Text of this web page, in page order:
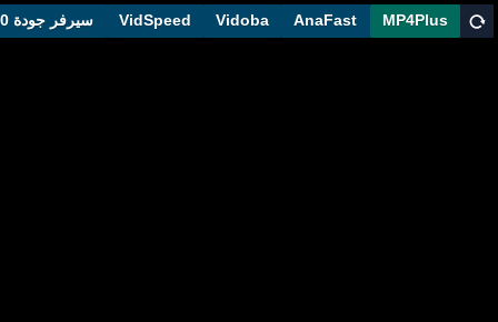
MP4Plus
AnaFast
Vidoba
VidSpeed سيرفر جودة 1080